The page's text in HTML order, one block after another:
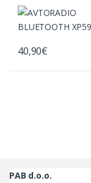
40,90€
PAB d.o.o.